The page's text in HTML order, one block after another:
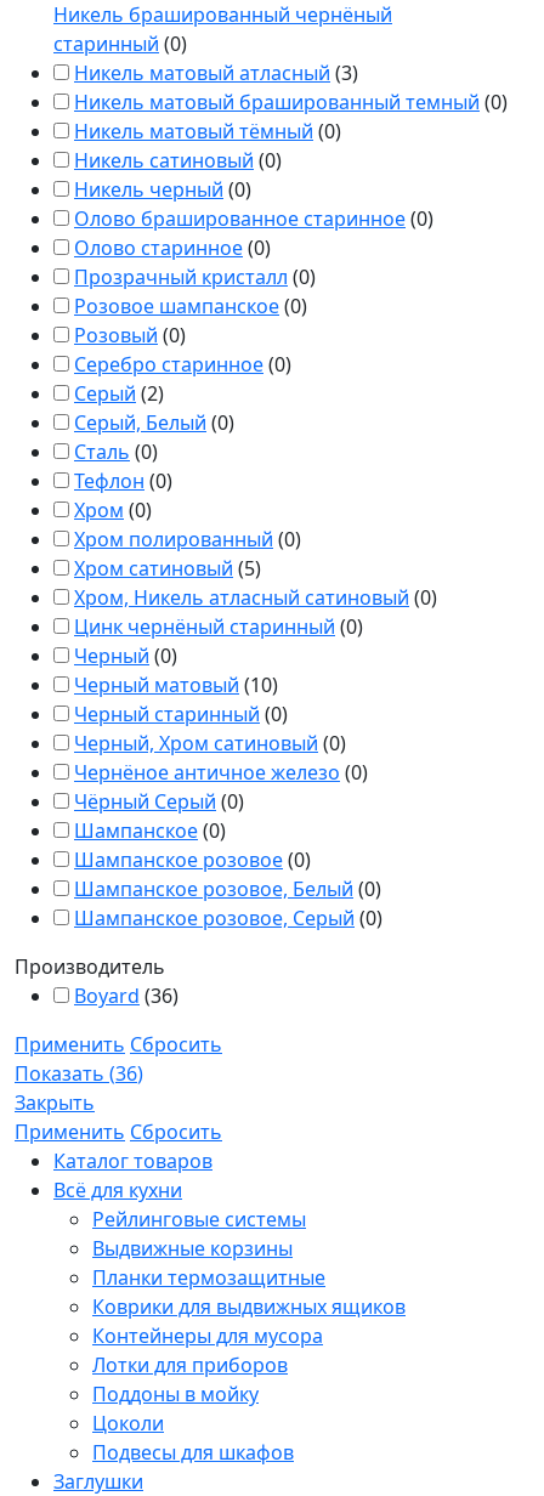
Никель брашированный чернёный
старинный (0)
Никель матовый атласный (3)
Никель матовый брашированный темный (0)
Никель матовый тёмный (0)
Никель сатиновый (0)
Никель черный (0)
Олово брашированное старинное(0)
Олово старинное(0)
Прозрачный кристалл (0)
Розовое шампанское(0)
Розовый (0)
Серебро старинное(0)
Серый (2)
Серый, Белый (0)
Сталь (0)
Тефлон (0)
Хром (0)
Хром полированный (0)
Хром сатиновый (5)
Хром, Никель атласный сатиновый (0)
Цинк чернёный старинный (0)
Черный (0)
Черный матовый (10)
Черный старинный (0)
Черный, Хром сатиновый (0)
Чернёное античное железо (0)
Чёрный Серый (0)
Шампанское(0)
Шампанское розовое(0)
Шампанское розовое, Белый (0)
Шампанское розовое, Серый (0)
Производитель
Boyard (36)
Применить Сбросить
Показать (36)
Закрыть
Применить Сбросить
Каталог товаров
Всё для кухни
Рейлинговые системы
Выдвижные корзины
Планки термозащитные
Коврики для выдвижных ящиков
Контейнеры для мусора
Лотки для приборов
Поддоны в мойку
Цоколи
Подвесы для шкафов
Заглушки